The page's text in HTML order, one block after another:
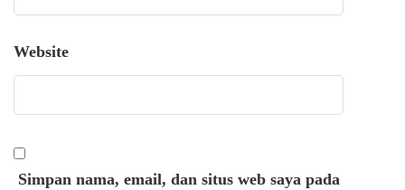
Website
Simpan nama, email, dan situs web saya pada